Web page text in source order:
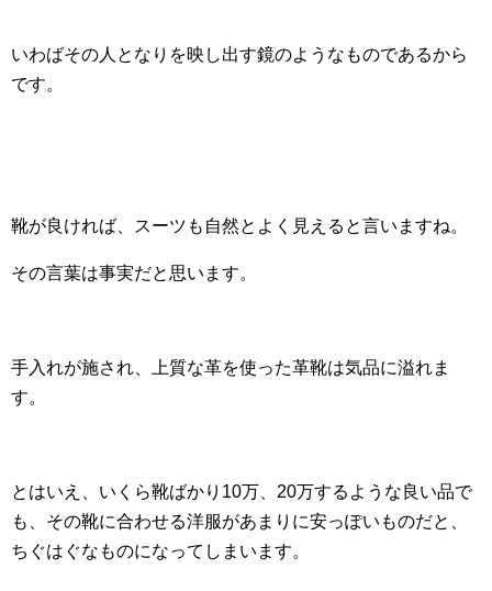
いわばその人となりを映し出す鏡のようなものであるから
です。
靴が良ければ、スーツも自然とよく見えると言いますね。
その言葉は事実だと思います。
手入れが施され、上質な革を使った革靴は気品に溢れま
す。
とはいえ、いくら靴ばかり10万、20万するような良い品で
も、その靴に合わせる洋服があまりに安っぽいものだと、
ちぐはぐなものになってしまいます。